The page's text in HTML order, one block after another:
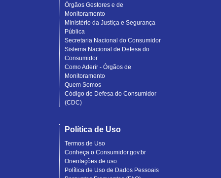
Órgãos Gestores e de
Monitoramento
Ministério da Justiça e Segurança
Pública
Secretaria Nacional do Consumidor
Sistema Nacional de Defesa do
Consumidor
Como Aderir - Órgãos de
Monitoramento
Quem Somos
Código de Defesa do Consumidor
(CDC)
Política de Uso
Termos de Uso
Conheça o Consumidor.gov.br
Orientações de uso
Política de Uso de Dados Pessoais